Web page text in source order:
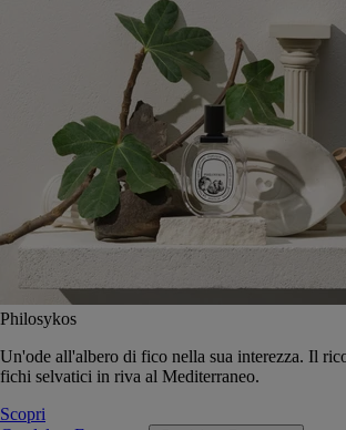
Philosykos
Un'ode all'albero di fico nella sua interezza. Il
fichi selvatici in riva al Mediterraneo.
Scopri